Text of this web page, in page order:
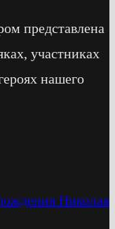
представлена
участниках
нашего
Николая